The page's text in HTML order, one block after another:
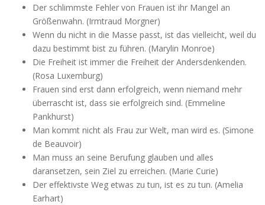
Der schlimmste Fehler von Frauen ist ihr Mangel an
Größenwahn. (Irmtraud Morgner)
Wenn du nicht in die Masse passt, ist das vielleicht, weil du
dazu bestimmt bist zu führen. (Marylin Monroe)
Die Freiheit ist immer die Freiheit der Andersdenkenden.
(Rosa Luxemburg)
Frauen sind erst dann erfolgreich, wenn niemand mehr
überrascht ist, dass sie erfolgreich sind. (Emmeline
Pankhurst)
Man kommt nicht als Frau zur Welt, man wird es. (Simone
de Beauvoir)
Man muss an seine Berufung glauben und alles
daransetzen, sein Ziel zu erreichen. (Marie Curie)
Der effektivste Weg etwas zu tun, ist es zu tun. (Amelia
Earhart)